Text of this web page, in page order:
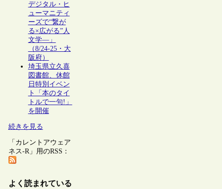
デジタル・ヒ
ューマニティ
ーズで“繋が
る×広がる”人
文学―」
（8/24-25・大
阪府）
埼玉県立久喜
図書館、休館
日特別イベン
ト「本のタイ
トルで一句!」
を開催
続きを見る
「カレントアウェア
ネス-R」用のRSS：
よく読まれている